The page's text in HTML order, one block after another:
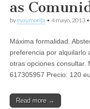
venta
otros
as
byevaymorita • 4 mayo, 2013 •
Máxima formalidad.
preferencia por alquilarlo
otras opciones consultar.
617305957 Precio: 120
Read more →